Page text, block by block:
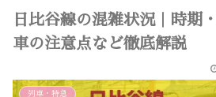
日比谷線の混雑状況｜時期
車の注意点など徹底解説
列車・特急